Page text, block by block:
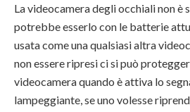
La videocamera degli occhiali non è
potrebbe esserlo con le batterie
usata come una qualsiasi altra
non essere ripresi ci si può
videocamera quando è attiva lo
lampeggiante, se uno volesse